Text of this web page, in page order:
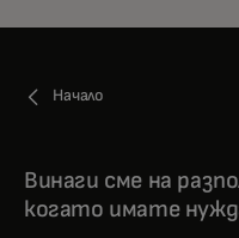
Начало
Винаги сме на
когато имате